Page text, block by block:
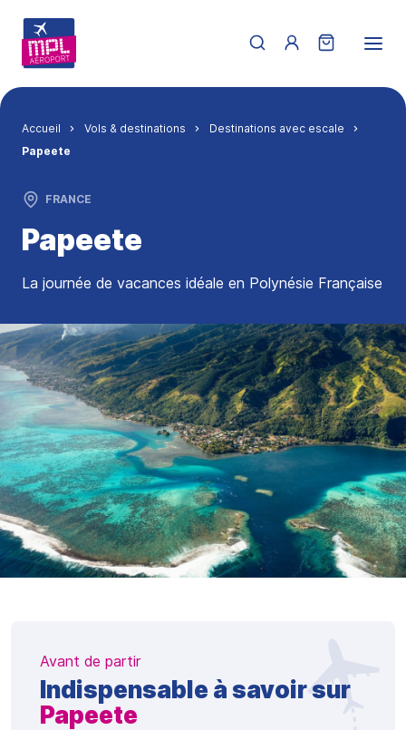
Fil d'Ariane
Accueil Vols & destinations
Destinations avec escale
Papeete
FRANCE
Papeete
La journée de vacances idéale en Polynésie Française
Avant de partir
Indispensable à savoir sur
Papeete